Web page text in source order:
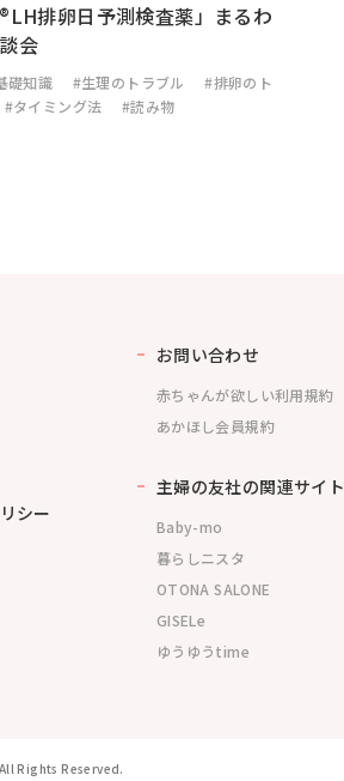
排卵日予測検査薬」まるわ
会
礎知識 #生理のトラブル
#排卵のト
#タイミング法 #読み物
シー
お問い合わせ
赤ちゃんが欲しい利用規約
あかほし会員規約
主婦の友社の関連サイト
Baby-mo
暮らしニスタ
OTONA SALONE
GISELe
ゆうゆうtime
Rights Reserved.